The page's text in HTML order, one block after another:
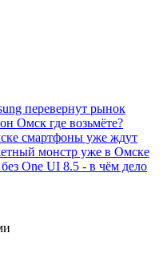
перевернут рынок
Омск где возьмёте?
смартфоны уже ждут
монстр уже в Омске
One UI 8.5 - в чём дело